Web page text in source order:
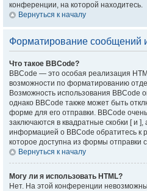
конференции, на которой находитесь.
Вернуться к началу
Форматирование сообщений
Что такое BBCode?
BBCode — это особая реализация
возможности по форматированию
Возможность использования BBCode
однако BBCode также может быть
форме для его отправки. BBCode
заключаются в квадратные скобки [ и
информацией о BBCode обратитесь к
которое доступна из формы отправки
Вернуться к началу
Могу ли я использовать HTML?
Нет. На этой конференции